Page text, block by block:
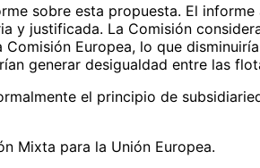
sobre esta propuesta. El
y justificada. La Comisión
Europea, lo que
generar desigualdad entre las
el principio de
Mixta para la Unión Europea.